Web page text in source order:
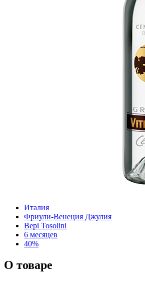
Италия
Фриули-Венеция Джулия
Bepi Tosolini
6 месяцев
40%
О товаре